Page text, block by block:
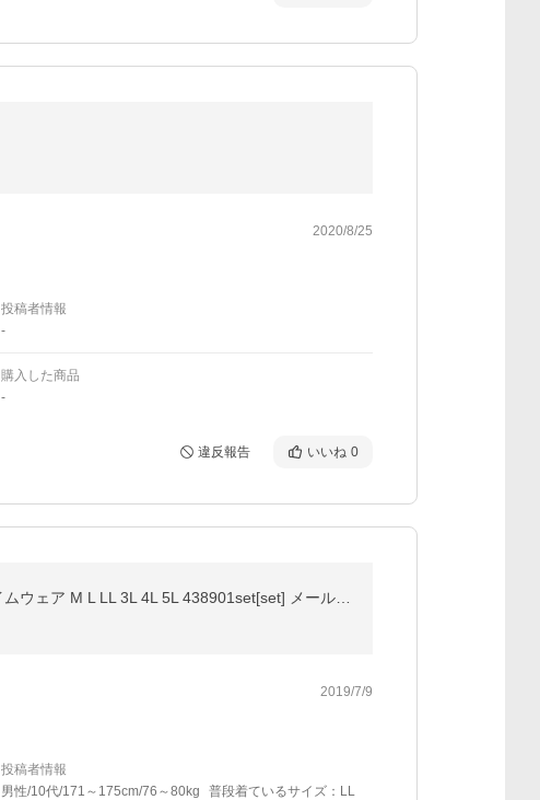
2020/8/25
投稿者情報
-
購入した商品
-
違反報告 いいね 0
2019/7/9
投稿者情報
男性/10代/171～175cm/76～80kg
普段着ているサイズ：LL